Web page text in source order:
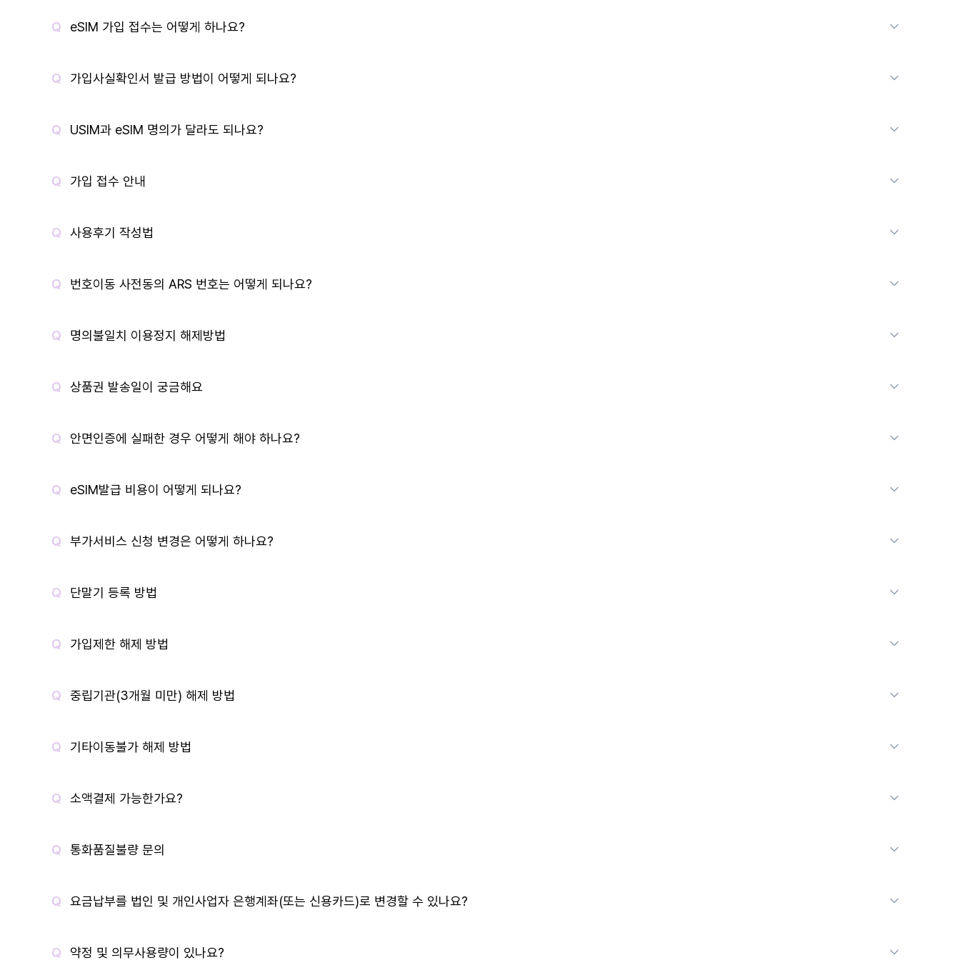
eSIM 가입 접수는 어떻게 하나요?
가입사실확인서 발급 방법이 어떻게 되나요?
USIM과 eSIM 명의가 달라도 되나요?
가입 접수 안내
사용후기 작성법
번호이동 사전동의 ARS 번호는 어떻게 되나요?
명의불일치 이용정지 해제방법
상품권 발송일이 궁금해요
안면인증에 실패한 경우 어떻게 해야 하나요?
eSIM발급 비용이 어떻게 되나요?
부가서비스 신청 변경은 어떻게 하나요?
단말기 등록 방법
가입제한 해제 방법
중립기관(3개월 미만) 해제 방법
기타이동불가 해제 방법
소액결제 가능한가요?
통화품질불량 문의
요금납부를 법인 및 개인사업자 은행계좌(또는 신용카드)로 변경할 수 있나요?
약정 및 의무사용량이 있나요?